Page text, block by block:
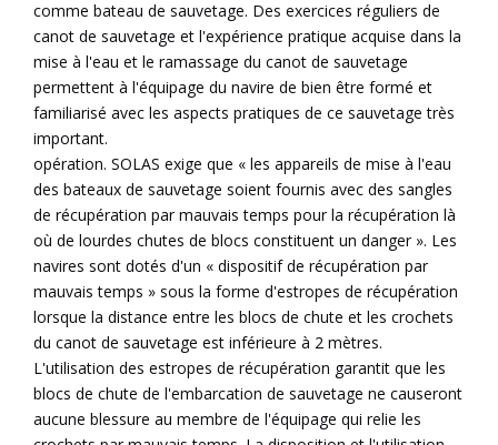
comme bateau de sauvetage. Des exercices réguliers de
canot de sauvetage et l'expérience pratique acquise dans la
mise à l'eau et le ramassage du canot de sauvetage
permettent à l'équipage du navire de bien être formé et
familiarisé avec les aspects pratiques de ce sauvetage très
important.
opération. SOLAS exige que « les appareils de mise à l'eau
des bateaux de sauvetage soient fournis avec des sangles
de récupération par mauvais temps pour la récupération là
où de lourdes chutes de blocs constituent un danger ». Les
navires sont dotés d'un « dispositif de récupération par
mauvais temps » sous la forme d'estropes de récupération
lorsque la distance entre les blocs de chute et les crochets
du canot de sauvetage est inférieure à 2 mètres.
L'utilisation des estropes de récupération garantit que les
blocs de chute de l'embarcation de sauvetage ne causeront
aucune blessure au membre de l'équipage qui relie les